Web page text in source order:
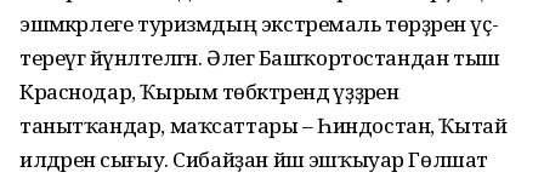
эшмәкәрлеге туризмдың экстремаль төрҙәрен үҫ­
тереүгә йүнәлтелгән. Әлегә Башҡортос­тандан тыш
Краснодар, Ҡырым тө­бәктәрендә үҙҙәрен
танытҡандар, маҡ­саттары – Һиндостан, Ҡытай
илдәренә сығыу. Сибайҙан йәш эшҡыуар Гөлшат